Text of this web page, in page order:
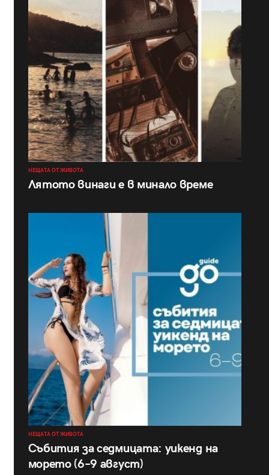
НЕЩАТА ОТ ЖИВОТА
Лятото винаги е в минало време
НЕЩАТА ОТ ЖИВОТА
Събития за седмицата: уикенд на
морето (6–9 август)